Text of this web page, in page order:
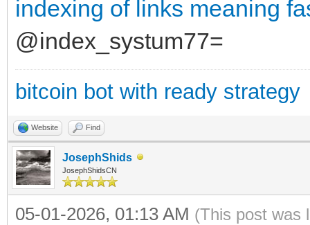
indexing of links meaning
@index_systum77=
bitcoin bot with ready strategy
Website Find
JosephShids
JosephShidsCN
05-01-2026, 01:13 AM (This post was